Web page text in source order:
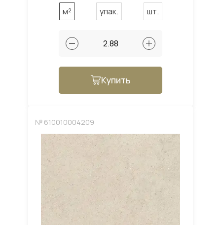
м² упак. шт.
Купить
№ 610010004209